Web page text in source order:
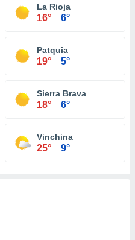
La Rioja
16° 6°
Patquia
19° 5°
Sierra Brava
18° 6°
Vinchina
25° 9°